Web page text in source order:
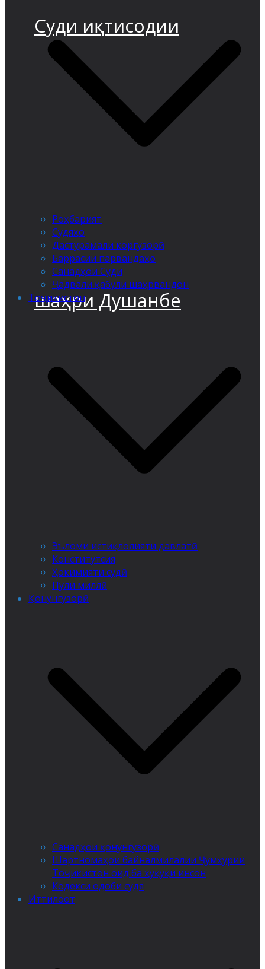
Суди иқтисодии
шаҳри Душанбе
Роҳбарият
Судяҳо
Дастурамали коргузорӣ
Баррасии парвандаҳо
Санадҳои Суди
Ҷадвали қабули шаҳрвандон
Тоҷикистон
Эъломи истиқлолияти давлатӣ
Конститутсия
Ҳокимияти судӣ
Пули миллӣ
Қонунгузорӣ
Санадҳои қонунгузорӣ
Шартномаҳои байналмилалии Ҷумҳурии
Тоҷикистон оид ба ҳуқуқи инсон
Кодекси одоби судя
Иттилоот